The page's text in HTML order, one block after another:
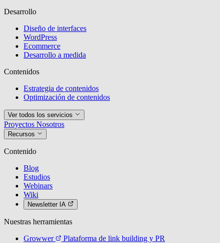
Desarrollo
Diseño de interfaces
WordPress
Ecommerce
Desarrollo a medida
Contenidos
Estrategia de contenidos
Optimización de contenidos
Ver todos los servicios
Proyectos Nosotros
Recursos
Contenido
Blog
Estudios
Webinars
Wiki
Newsletter IA
Nuestras herramientas
Growwer
Plataforma de link building y PR